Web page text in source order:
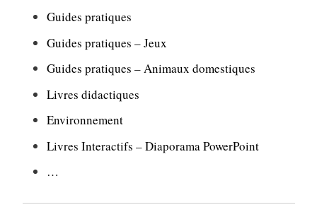
Guides pratiques
Guides pratiques – Jeux
Guides pratiques – Animaux domestiques
Livres didactiques
Environnement
Livres Interactifs – Diaporama PowerPoint
…